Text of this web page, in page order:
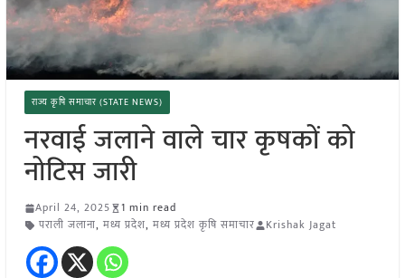
राज्य कृषि समाचार (STATE NEWS)
नरवाई जलाने वाले चार कृषकों को
नोटिस जारी
April 24, 2025
1 min read
पराली जलाना, मध्य प्रदेश, मध्य प्रदेश कृषि समाचार Krishak Jagat